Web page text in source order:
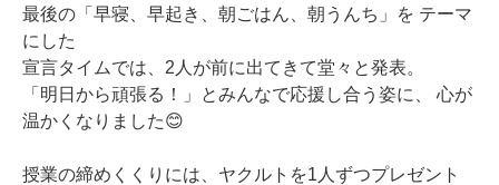
最後の「早寝、早起き、朝ごはん、朝うんち」を テーマ
にした
宣言タイムでは、2人が前に出てきて堂々と発表。
「明日から頑張る！」とみんなで応援し合う姿に、 心が
温かくなりました😊
授業の締めくくりには、ヤクルトを1人ずつプレゼント